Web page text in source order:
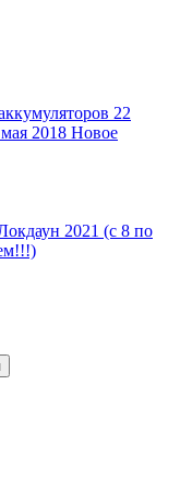
22
2018 Новое
2021 (с 8 по